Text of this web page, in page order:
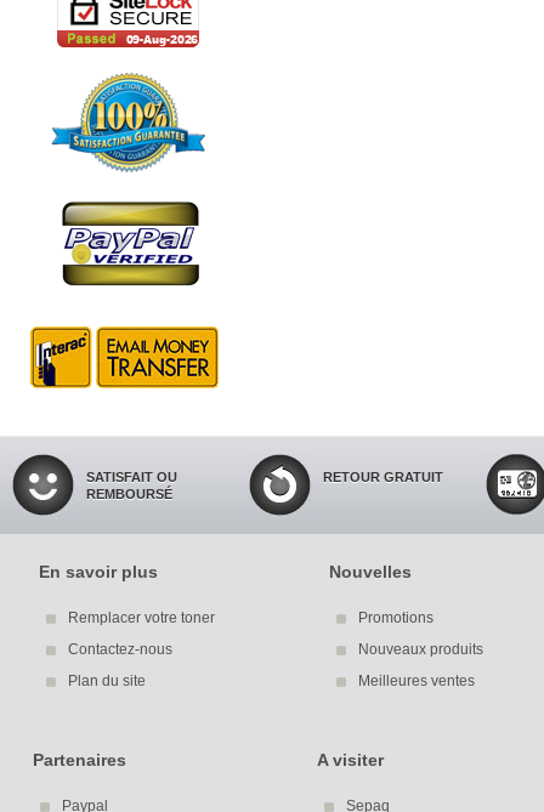
SATISFAIT OU
REMBOURSÉ
RETOUR GRATUIT
En savoir plus
Remplacer votre toner
Contactez-nous
Plan du site
Nouvelles
Promotions
Nouveaux produits
Meilleures ventes
Partenaires
Paypal
A visiter
Sepaq